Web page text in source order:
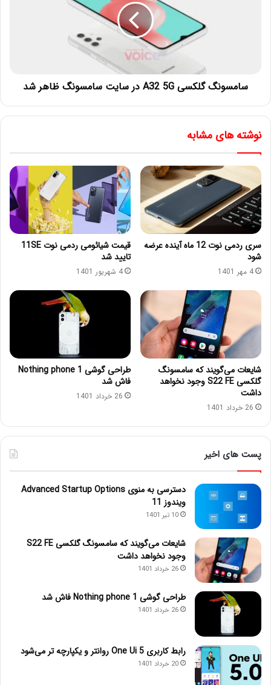
سامسونگ گلکسی A32 5G در سایت سامسونگ ظاهر شد
نوشته های مشابه
سری ردمی نوت 12 ماه آینده عرضه
شود
4 مهر 1401
قیمت شیائومی ردمی نوت 11SE
تایید شد
4 شهریور 1401
شایعات می‌گویند که سامسونگ
گلکسی S22 FE وجود نخواهد
داشت
26 خرداد 1401
طراحی گوشی Nothing phone 1
فاش شد
26 خرداد 1401
پست های اخیر
دسترسی به منوی Advanced Startup Options
ویندوز 11
10 تیر 1401
شایعات می‌گویند که سامسونگ گلکسی S22 FE
وجود نخواهد داشت
26 خرداد 1401
طراحی گوشی Nothing phone 1 فاش شد
26 خرداد 1401
رابط کاربری One Ui 5 روانتر و یکپارچه تر می‌شود
20 خرداد 1401